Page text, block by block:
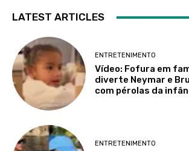
LATEST ARTICLES
ENTRETENIMENTO
Vídeo: Fofura em
diverte Neymar e
com pérolas da
ENTRETENIMENTO